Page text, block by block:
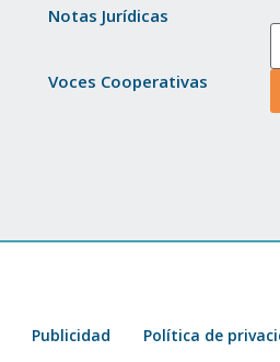
Notas Jurídicas
Voces Cooperativas
Publicidad Política de